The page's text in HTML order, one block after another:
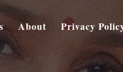
About Privacy